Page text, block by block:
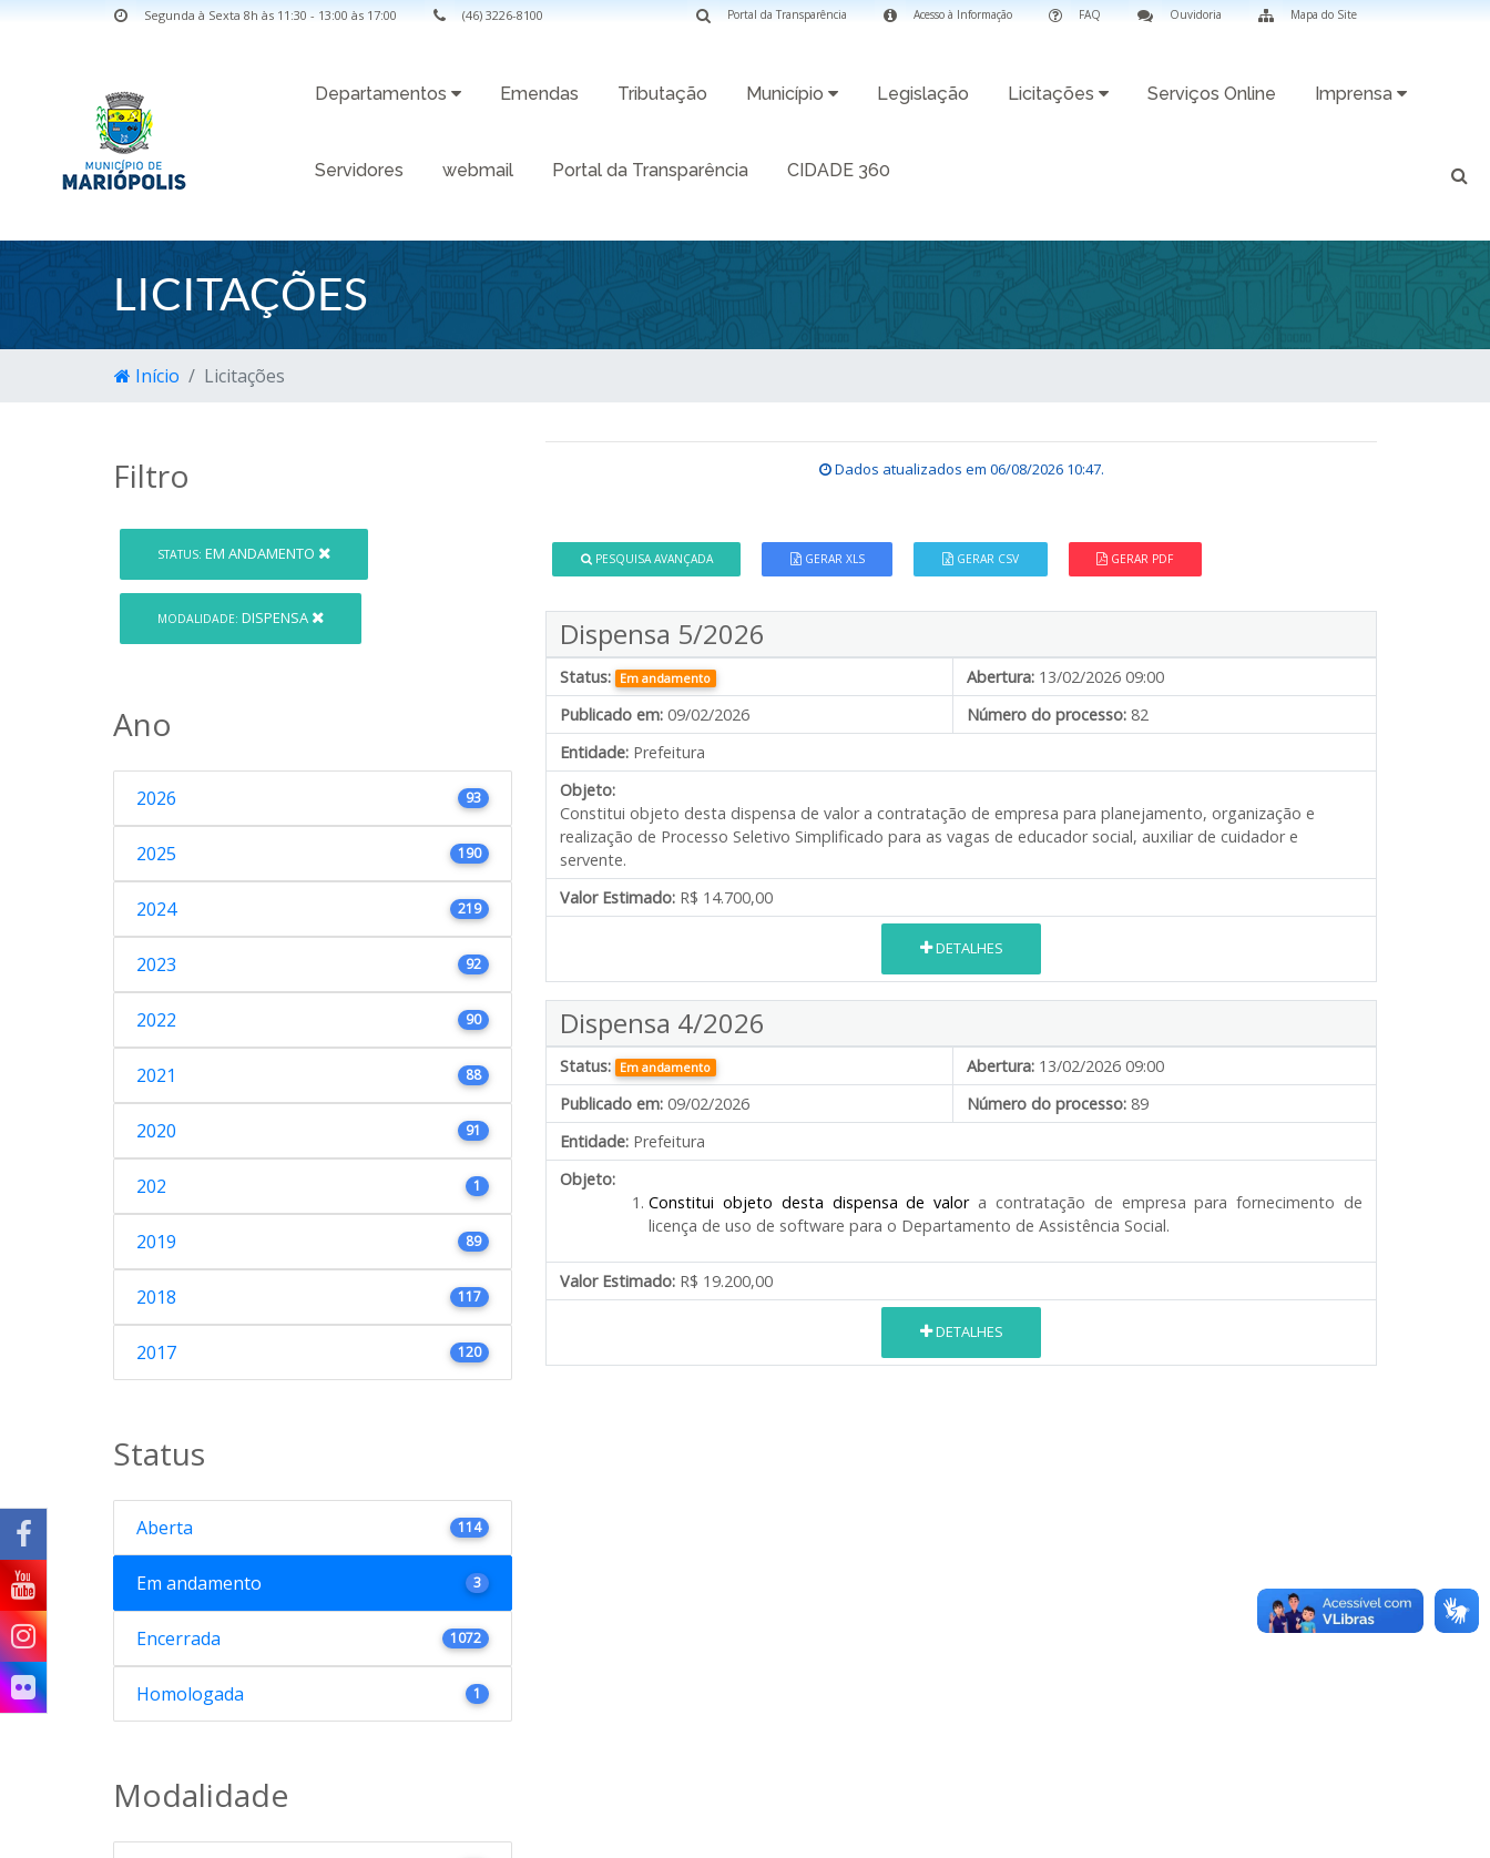
Segunda à Sexta 8h às 11:30 - 13:00 às 17:00 (46) 3226-8100 Mapa do Site
Ouvidoria
FAQ
Acesso à Informação
Portal da Transparência
Departamentos Emendas Tributação Município Legislação Licitações Serviços Online Imprensa
Servidores webmail Portal da Transparência CIDADE 360
LICITAÇÕES
Início Licitações
Filtro
STATUS: EM ANDAMENTO
MODALIDADE: DISPENSA
Ano
2026 93
2025 190
2024 219
2023 92
2022 90
2021 88
2020 91
202 1
2019 89
2018 117
2017 120
Status
Aberta 114
Em andamento 3
Encerrada 1072
Homologada 1
Modalidade
Dados atualizados em 06/08/2026 10:47.
PESQUISA AVANÇADA GERAR XLS GERAR CSV GERAR PDF
Dispensa 5/2026
Status: Em andamento Abertura: 13/02/2026 09:00
Publicado em: 09/02/2026 Número do processo: 82
Entidade: Prefeitura
Objeto:
Constitui objeto desta dispensa de valor a contratação de empresa para planejamento, organização e
realização de Processo Seletivo Simplificado para as vagas de educador social, auxiliar de cuidador e
servente.
Valor Estimado: R$ 14.700,00
DETALHES
Dispensa 4/2026
Status: Em andamento Abertura: 13/02/2026 09:00
Publicado em: 09/02/2026 Número do processo: 89
Entidade: Prefeitura
Objeto:
Constitui objeto desta dispensa de valor a contratação de empresa para fornecimento de
licença de uso de software para o Departamento de Assistência Social.
Valor Estimado: R$ 19.200,00
DETALHES